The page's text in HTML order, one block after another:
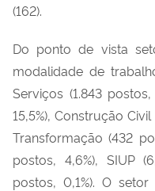
(162).
Do ponto de vista
modalidade de
Serviços (1.843
15,5%), Construção
Transformação (432
postos, 4,6%), SIUP
postos, 0,1%). O